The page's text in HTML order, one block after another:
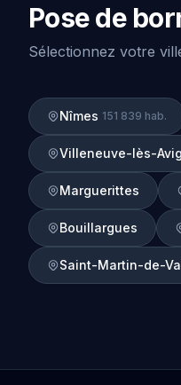
Pose de
Sélectionnez votre
Nîmes 151 839 hab.
Villeneuve-lès-
Marguerittes
Bouillargues
Saint-Martin-de-